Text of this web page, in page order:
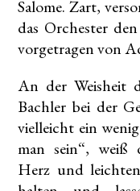
Salome. Zart,
das Orchester
vorgetragen von
An der Weisheit
Bachler bei der
vielleicht ein
man sein“, weiß
Herz und